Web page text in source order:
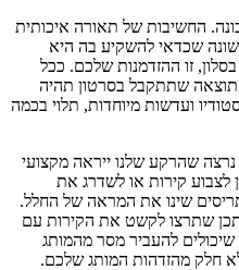
החשיבות של תאורה איכותית
שכדאי להשקיע בה היא
זו ההזדמנות שלכם. ככל
שתתקבל בסרטון תהיה
ועדשות מיוחדות, תלוי בכמה
שהרקע שלנו ייראה מקצועי
לצבוע קירות או לשדרג את
שינו את המראה של החלל.
שתרצו לקשט את הקירות עם
שיכולים להעביר מסר מהמותג
חלק מהזדהות המותג שלכם.